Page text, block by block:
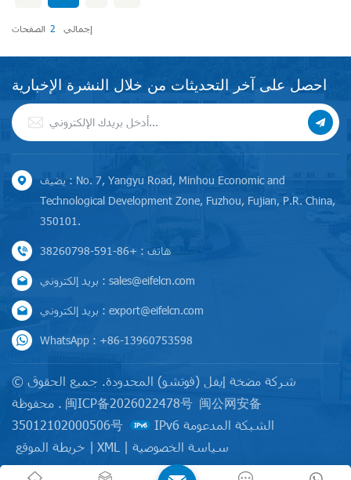
إجمالي 2 الصفحات
احصل على آخر التحديثات من خلال النشرة الإخبارية
يضيف : No. 7, Yangyu Road, Minhou Economic and
Technological Development Zone, Fuzhou, Fujian, P.R. China,
350101.
هاتف : +86-591-38260798
بريد إلكتروني : sales@eifelcn.com
بريد إلكتروني : export@eifelcn.com
WhatsApp : +86-13960753598
© شركة مضخة إيفل (فوتشو) المحدودة. جميع الحقوق
محفوظة . 闽ICP备2026022478号 闽公网安备
35012102000506号
IPv6 الشبكة المدعومة
خريطة الموقع | XML | سياسة الخصوصية